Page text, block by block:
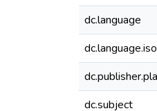
dc.language
dc.language.iso
dc.subject